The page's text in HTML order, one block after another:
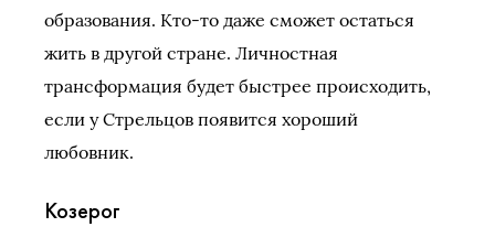
образования. Кто-то даже сможет остаться
жить в другой стране. Личностная
трансформация будет быстрее происходить,
если у Стрельцов появится хороший
любовник.
Козерог